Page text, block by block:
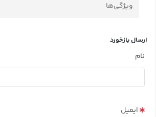
ویژگی‌ها
ارسال بازخورد
نام
ایمیل